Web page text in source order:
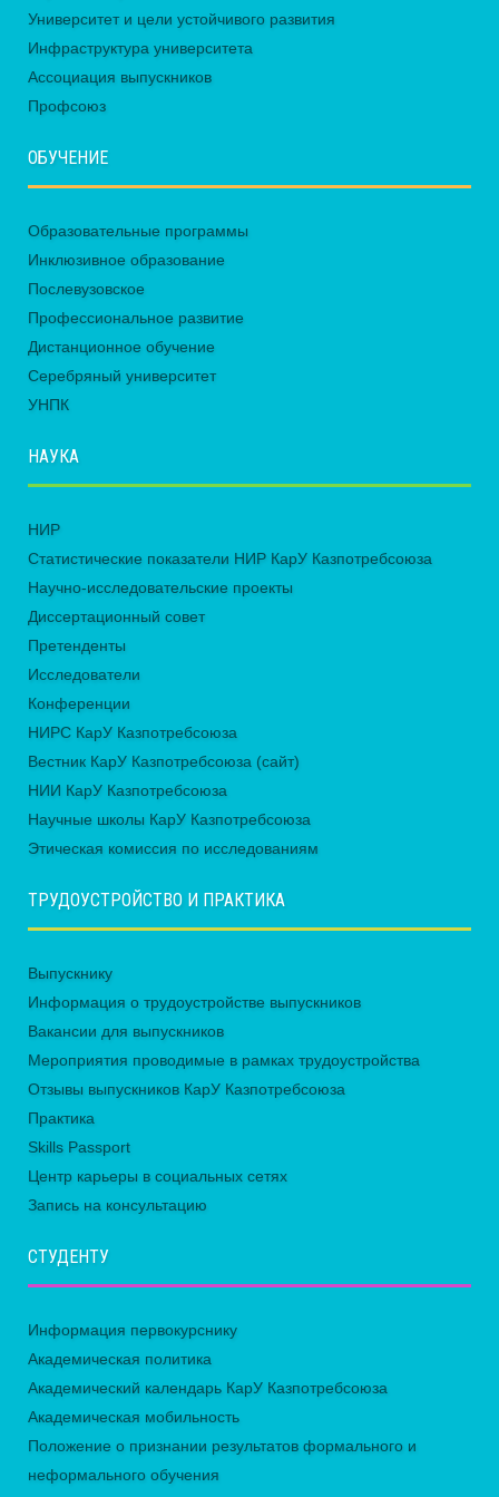
Университет и цели устойчивого развития
Инфраструктура университета
Ассоциация выпускников
Профсоюз
ОБУЧЕНИЕ
Образовательные программы
Инклюзивное образование
Послевузовское
Профессиональное развитие
Дистанционное обучение
Серебряный университет
УНПК
НАУКА
НИР
Статистические показатели НИР КарУ Казпотребсоюза
Научно-исследовательские проекты
Диссертационный совет
Претенденты
Исследователи
Конференции
НИРС КарУ Казпотребсоюза
Вестник КарУ Казпотребсоюза (сайт)
НИИ КарУ Казпотребсоюза
Научные школы КарУ Казпотребсоюза
Этическая комиссия по исследованиям
ТРУДОУСТРОЙСТВО И ПРАКТИКА
Выпускнику
Информация о трудоустройстве выпускников
Вакансии для выпускников
Мероприятия проводимые в рамках трудоустройства
Отзывы выпускников КарУ Казпотребсоюза
Практика
Skills Passport
Центр карьеры в социальных сетях
Запись на консультацию
СТУДЕНТУ
Информация первокурснику
Академическая политика
Академический календарь КарУ Казпотребсоюза
Академическая мобильность
Положение о признании результатов формального и
неформального обучения